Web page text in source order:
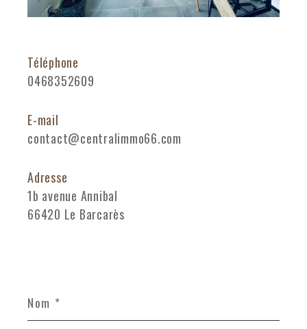
Téléphone
0468352609
E-mail
contact@centralimmo66.com
Adresse
1b avenue Annibal
66420 Le Barcarès
*